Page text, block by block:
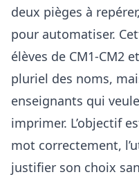
deux pièges à
pour automatiser.
élèves de CM1-CM2
pluriel des noms,
enseignants qui
imprimer. L’objectif
mot correctement,
justifier son choix